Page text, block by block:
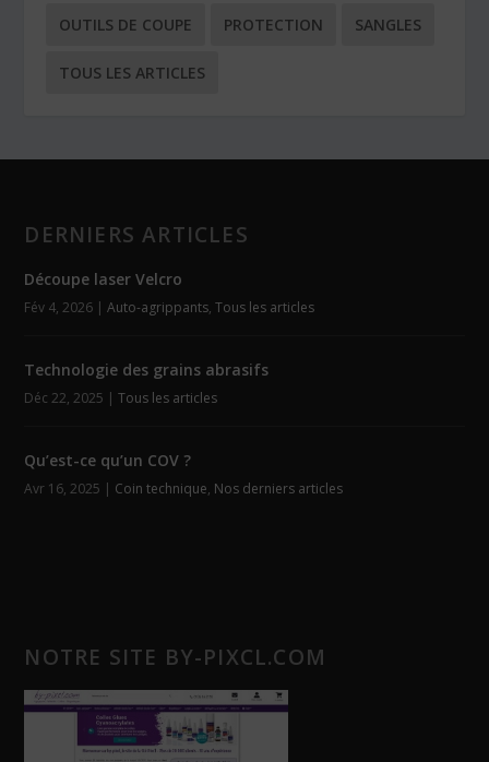
OUTILS DE COUPE PROTECTION SANGLES
TOUS LES ARTICLES
DERNIERS ARTICLES
Découpe laser Velcro
Fév 4, 2026 |Auto-agrippants,Tous les articles
Technologie des grains abrasifs
Déc 22, 2025 |Tous les articles
Qu’est-ce qu’un COV ?
Avr 16, 2025 | Coin technique, Nos derniers articles
NOTRE SITE BY-PIXCL.COM